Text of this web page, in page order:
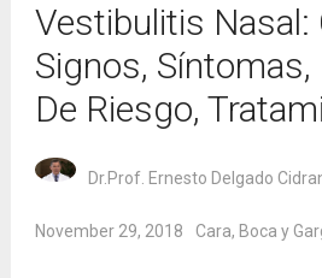
Vestibulitis Nasal:
Signos,
De Riesgo,
Dr.Prof. Ernesto Delgado
November 29, 2018 Cara, Boca y